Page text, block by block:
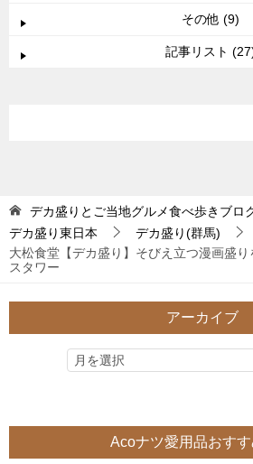
その他 (9)
記事リスト
デカ盛りとご当地グルメ食べ歩きブロ
デカ盛り東日本
デカ盛り(群馬)
大松食堂【デカ盛り】そびえ立つ漫画盛
スタワー
アーカイブ
Acoナツ愛用品おす